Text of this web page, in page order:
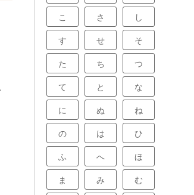
こ さ し
す せ そ
た ち つ
て と な
に ぬ ね
の は ひ
ふ へ ほ
ま み む